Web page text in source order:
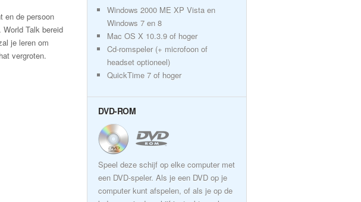
en de persoon
Talk bereid
je leren om
vergroten.
Windows 2000 ME XP Vista en
Windows 7 en 8
Mac OS X 10.3.9 of hoger
Cd-romspeler (+ microfoon of
headset optioneel)
QuickTime 7 of hoger
DVD-ROM
Speel deze schijf op elke computer met
een DVD-speler. Als je een DVD op je
computer kunt afspelen, of als je op de